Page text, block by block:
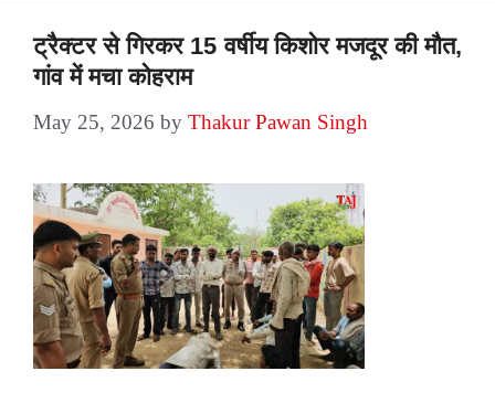
ट्रैक्टर से गिरकर 15 वर्षीय किशोर मजदूर की मौत,
गांव में मचा कोहराम
May 25, 2026 by Thakur Pawan Singh